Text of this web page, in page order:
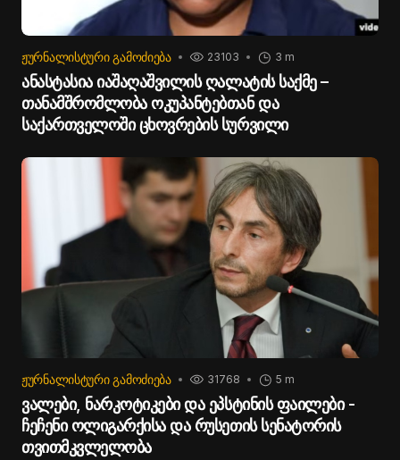
ᲟᲣᲠᲜᲐᲚᲘᲡᲢᲣᲠᲘ ᲒᲐᲛᲝᲫᲘᲔᲑᲐ 23103 3 m
ანასტასია იაშაღაშვილის ღალატის საქმე –
თანამშრომლობა ოკუპანტებთან და
საქართველოში ცხოვრების სურვილი
ᲟᲣᲠᲜᲐᲚᲘᲡᲢᲣᲠᲘ ᲒᲐᲛᲝᲫᲘᲔᲑᲐ 31768 5 m
ვალები, ნარკოტიკები და ეპსტინის ფაილები -
ჩეჩენი ოლიგარქისა და რუსეთის სენატორის
თვითმკვლელობა